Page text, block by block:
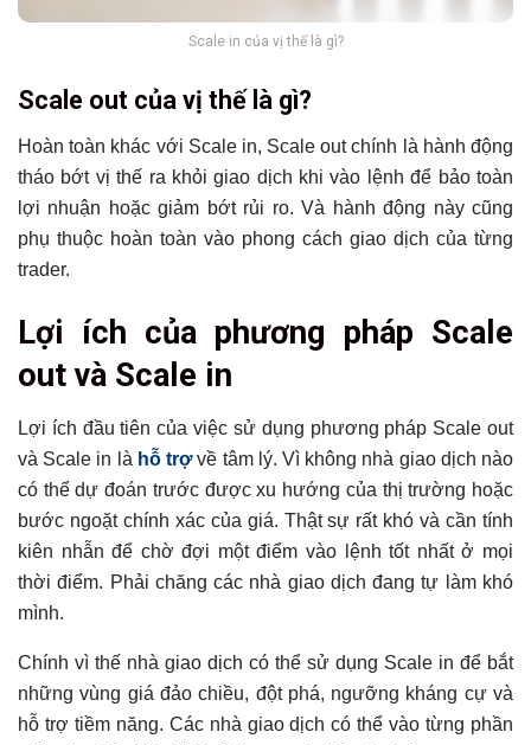
Scale in của vị thế là gì?
Scale out của vị thế là gì?
Hoàn toàn khác với Scale in, Scale out chính là hành động
tháo bớt vị thế ra khỏi giao dịch khi vào lệnh để bảo toàn
lợi nhuận hoặc giảm bớt rủi ro. Và hành động này cũng
phụ thuộc hoàn toàn vào phong cách giao dịch của từng
trader.
Lợi ích của phương pháp Scale
out và Scale in
Lợi ích đầu tiên của việc sử dụng phương pháp Scale out
và Scale in là hỗ trợvề tâm lý. Vì không nhà giao dịch nào
có thể dự đoán trước được xu hướng của thị trường hoặc
bước ngoặt chính xác của giá. Thật sự rất khó và cần tính
kiên nhẫn để chờ đợi một điểm vào lệnh tốt nhất ở mọi
thời điểm. Phải chăng các nhà giao dịch đang tự làm khó
mình.
Chính vì thế nhà giao dịch có thể sử dụng Scale in để bắt
những vùng giá đảo chiều, đột phá, ngưỡng kháng cự và
hỗ trợ tiềm năng. Các nhà giao dịch có thể vào từng phần